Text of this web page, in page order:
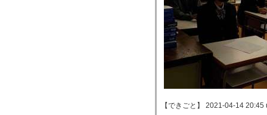
【できごと】 2021-04-14